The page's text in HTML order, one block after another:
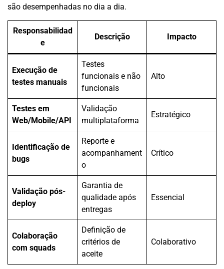
são desempenhadas no dia a dia.
Responsabilidad
e
Descrição Impacto
Execução de
testes manuais
Testes
funcionais e não
funcionais
Alto
Testes em
Web/Mobile/API
Validação
multiplataforma
Estratégico
Identificação de
bugs
Reporte e
acompanhament
o
Crítico
Validação pós-
deploy
Garantia de
qualidade após
entregas
Essencial
Colaboração
com squads
Definição de
critérios de
aceite
Colaborativo